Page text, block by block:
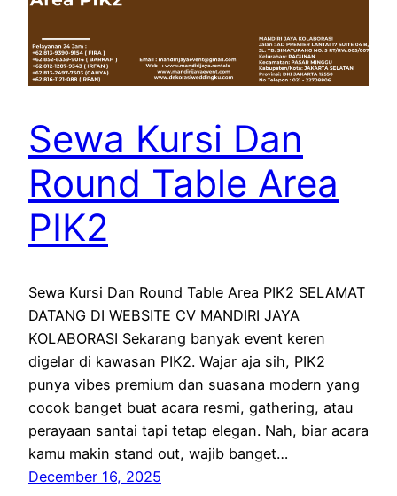
Sewa Kursi Dan
Round Table Area
PIK2
Sewa Kursi Dan Round Table Area PIK2 SELAMAT
DATANG DI WEBSITE CV MANDIRI JAYA
KOLABORASI Sekarang banyak event keren
digelar di kawasan PIK2. Wajar aja sih, PIK2
punya vibes premium dan suasana modern yang
cocok banget buat acara resmi, gathering, atau
perayaan santai tapi tetap elegan. Nah, biar acara
kamu makin stand out, wajib banget…
December 16, 2025